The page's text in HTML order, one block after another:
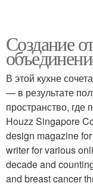
Создание
В этой кухне
— в результате
пространство, где
Houzz Singapore
design magazine
writer for various
decade and
and breast cancer